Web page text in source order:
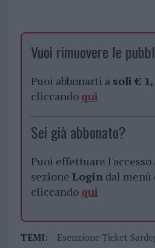
Vuoi rimuovere le
Puoi abbonarti a soli €
cliccando qui
Sei già abbonato?
Puoi effettuare
sezione Logindal menù
cliccando qui
TEMI:
Esenzione Ticket